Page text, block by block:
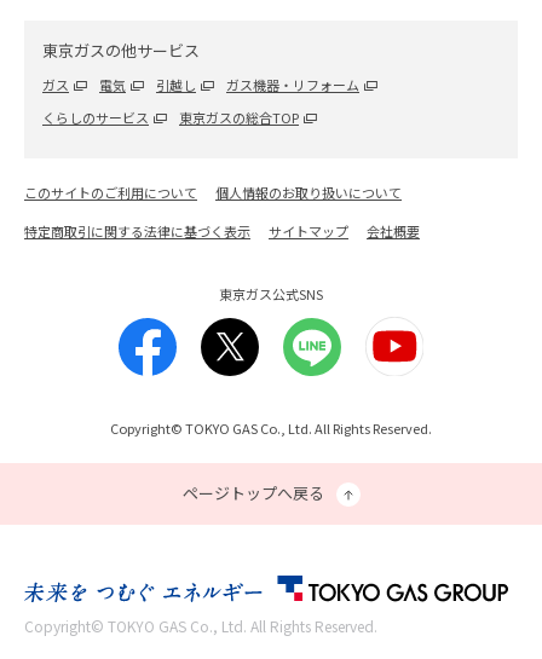
東京ガスの他サービス
ガス 電気 引越し
ガス機器・リフォーム
くらしのサービス
東京ガスの総合TOP
このサイトのご利用について
個人情報のお取り扱いについて
特定商取引に関する法律に基づく表示
サイトマップ 会社概要
東京ガス公式SNS
Copyright© TOKYO GAS Co., Ltd. All Rights Reserved.
ページトップへ戻る
Copyright© TOKYO GAS Co., Ltd. All Rights Reserved.